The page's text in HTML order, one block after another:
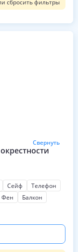
сбросить фильтры
Свернуть
Сейф
Телефон
Фен
Балкон